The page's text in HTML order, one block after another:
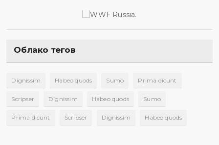
Облако тегов
Dignissim Habeo quods Sumo Prima dicunt
Scripser Dignissim Habeo quods Sumo
Prima dicunt Scripser Dignissim Habeo quods